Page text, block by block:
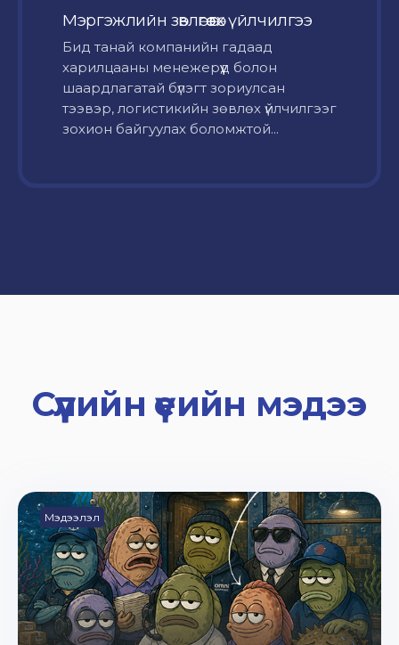
Мэргэжлийн зөвлөгөө өгөх үйлчилгээ
Бид танай компанийн гадаад
харилцааны менежерүүд болон
шаардлагатай бүлэгт зориулсан
тээвэр, логистикийн зөвлөх үйлчилгээг
зохион байгуулах боломжтой...
Сүүлийн үеийн мэдээ
Мэдээлэл